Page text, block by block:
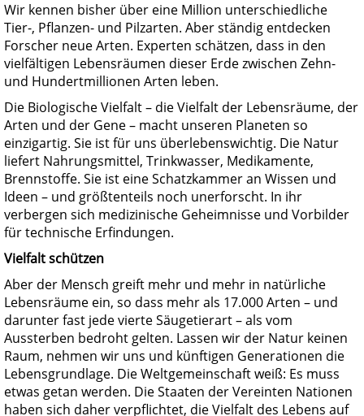
Wir kennen bisher über eine Million unterschiedliche
Tier-, Pflanzen- und Pilzarten. Aber ständig entdecken
Forscher neue Arten. Experten schätzen, dass in den
vielfältigen Lebensräumen dieser Erde zwischen Zehn-
und Hundertmillionen Arten leben.
Die Biologische Vielfalt – die Vielfalt der Lebensräume, der
Arten und der Gene – macht unseren Planeten so
einzigartig. Sie ist für uns überlebenswichtig. Die Natur
liefert Nahrungsmittel, Trinkwasser, Medikamente,
Brennstoffe. Sie ist eine Schatzkammer an Wissen und
Ideen – und größtenteils noch unerforscht. In ihr
verbergen sich medizinische Geheimnisse und Vorbilder
für technische Erfindungen.
Vielfalt schützen
Aber der Mensch greift mehr und mehr in natürliche
Lebensräume ein, so dass mehr als 17.000 Arten – und
darunter fast jede vierte Säugetierart – als vom
Aussterben bedroht gelten. Lassen wir der Natur keinen
Raum, nehmen wir uns und künftigen Generationen die
Lebensgrundlage. Die Weltgemeinschaft weiß: Es muss
etwas getan werden. Die Staaten der Vereinten Nationen
haben sich daher verpflichtet, die Vielfalt des Lebens auf